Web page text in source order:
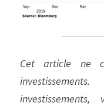
Cet article ne